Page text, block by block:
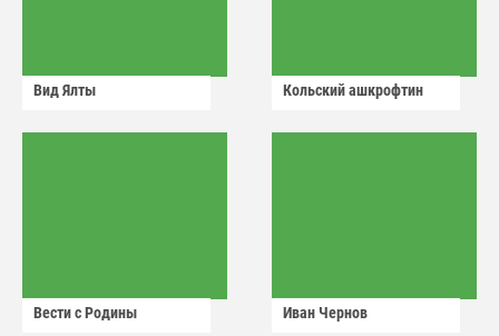
Вид Ялты Кольский ашкрофтин
Вести с Родины Иван Чернов